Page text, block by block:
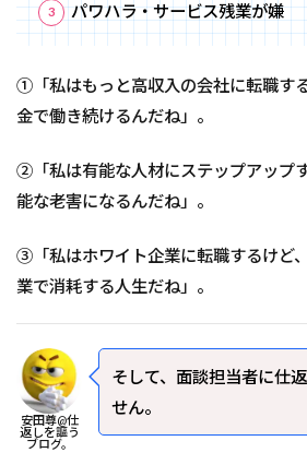
パワハラ・サービス残業が嫌
①「私はもっと高収入の会社に転職す
金で働き続けるんだね」。
②「私は有能な人材にステップアップ
能な老害になるんだね」。
③「私はホワイト企業に転職するけど
業で消耗する人生だね」。
安田尊@仕
返しを謳う
ブログ。
そして、面談担当者に仕
せん。